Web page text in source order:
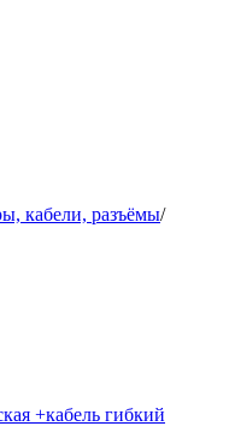
кабели, разъёмы/
+кабель гибкий